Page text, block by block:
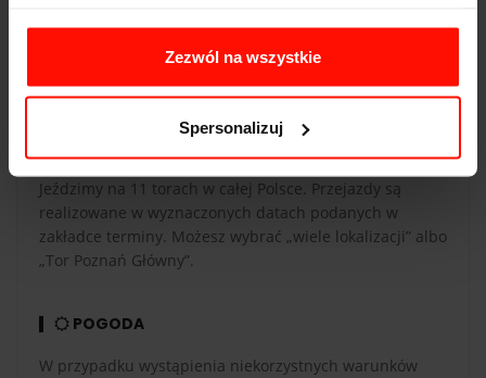
Zezwól na wszystkie
Spersonalizuj
oraz indywidualnych umiejętności kierowcy. Przed
rozpoczęciem jazdy opiekun auta omówi krótko
Jeździmy na 11 torach w całej Polsce. Przejazdy są
realizowane w wyznaczonych datach podanych w
zakładce terminy. Możesz wybrać „wiele lokalizacji” albo
„Tor Poznań Główny”.
POGODA
W przypadku wystąpienia niekorzystnych warunków